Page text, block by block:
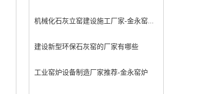
机械化石灰立窑建设施工厂家-金永窑...
建设新型环保石灰窑的厂家有哪些
工业窑炉设备制造厂家推荐-金永窑炉